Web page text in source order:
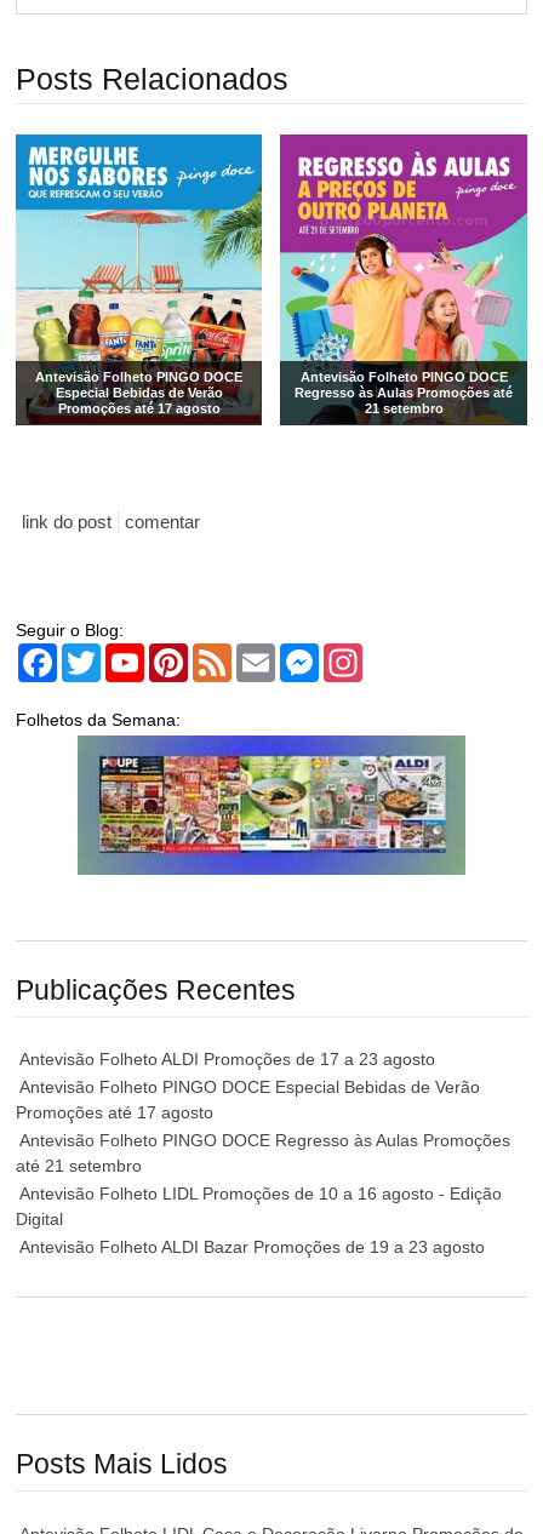
Posts Relacionados
Antevisão Folheto PINGO DOCE
Especial Bebidas de Verão
Promoções até 17 agosto
Antevisão Folheto PINGO DOCE
Regresso às Aulas Promoções até
21 setembro
link do post comentar
Seguir o Blog:
Facebook
TwitterYouTubePinterest
Feed Email Messenger
Folhetos da Semana:
Publicações Recentes
Antevisão Folheto ALDI Promoções de 17 a 23 agosto
Antevisão Folheto PINGO DOCE Especial Bebidas de Verão
Promoções até 17 agosto
Antevisão Folheto PINGO DOCE Regresso às Aulas Promoções
até 21 setembro
Antevisão Folheto LIDL Promoções de 10 a 16 agosto - Edição
Digital
Antevisão Folheto ALDI Bazar Promoções de 19 a 23 agosto
Posts Mais Lidos